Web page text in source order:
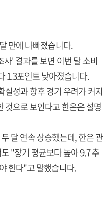
만에 나빠졌습니다.
' 결과를 보면 이번 달 소비
1.3포인트 낮아졌습니다.
실성과 향후 경기 우려가 커지
것으로 보인다고 한은은 설명
달 연속 상승했는데, 한은 관
"장기 평균보다 높아 9.7 추
한다"고 말했습니다.